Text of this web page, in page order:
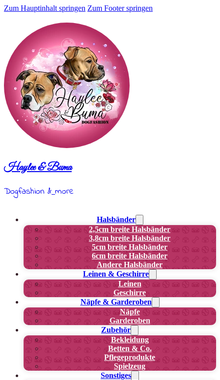
Zum Hauptinhalt springen Zum Footer springen
Haylee & Buma
Dogfashion & more
Halsbänder
2,5cm breite Halsbänder
3,8cm breite Halsbänder
5cm breite Halsbänder
6cm breite Halsbänder
Andere Halsbänder
Leinen & Geschirre
Leinen
Geschirre
Näpfe & Garderoben
Näpfe
Garderoben
Zubehör
Bekleidung
Betten & Co.
Pflegeprodukte
Spielzeug
Sonstiges